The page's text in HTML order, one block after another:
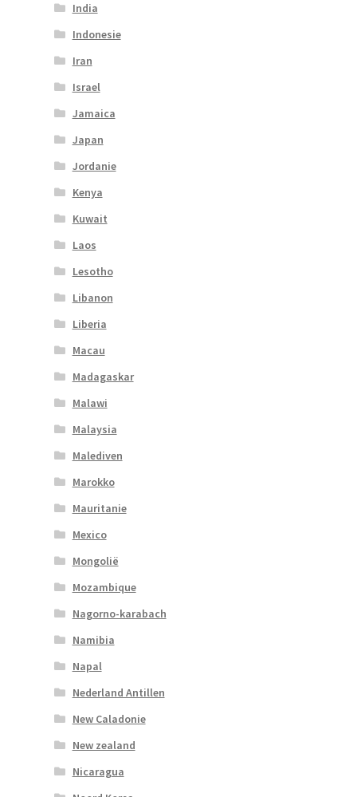
India
Indonesie
Iran
Israel
Jamaica
Japan
Jordanie
Kenya
Kuwait
Laos
Lesotho
Libanon
Liberia
Macau
Madagaskar
Malawi
Malaysia
Malediven
Marokko
Mauritanie
Mexico
Mongolië
Mozambique
Nagorno-karabach
Namibia
Napal
Nederland Antillen
New Caladonie
New zealand
Nicaragua